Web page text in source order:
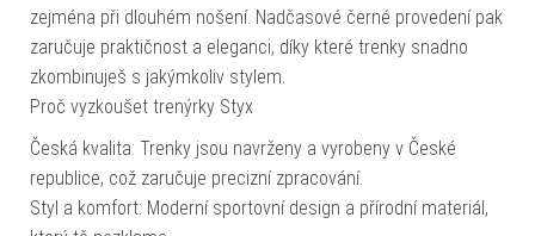
zejména při dlouhém nošení. Nadčasové černé provedení pak
zaručuje praktičnost a eleganci, díky které trenky snadno
zkombinuješ s jakýmkoliv stylem.
Proč vyzkoušet trenýrky Styx
Česká kvalita: Trenky jsou navrženy a vyrobeny v České
republice, což zaručuje precizní zpracování.
Styl a komfort: Moderní sportovní design a přírodní materiál,